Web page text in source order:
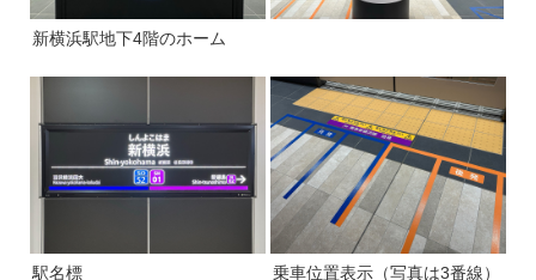
新横浜駅地下4階のホーム
駅名標 乗車位置表示（写真は3番線）